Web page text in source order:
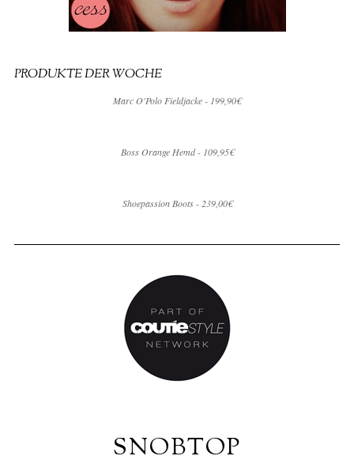
PRODUKTE DER WOCHE
Marc O'Polo Fieldjacke - 199,90€
Boss Orange Hemd - 109,95€
Shoepassion Boots - 239,00€
SNOBTOP